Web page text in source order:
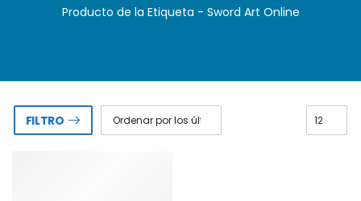
Producto de la Etiqueta - Sword Art Online
FILTRO